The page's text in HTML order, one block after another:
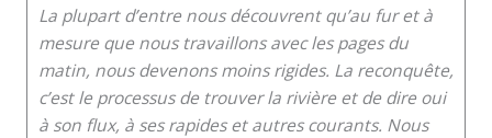
La plupart d’entre nous découvrent qu’au fur et à
mesure que nous travaillons avec les pages du
matin, nous devenons moins rigides. La reconquête,
c’est le processus de trouver la rivière et de dire oui
à son flux, à ses rapides et autres courants. Nous